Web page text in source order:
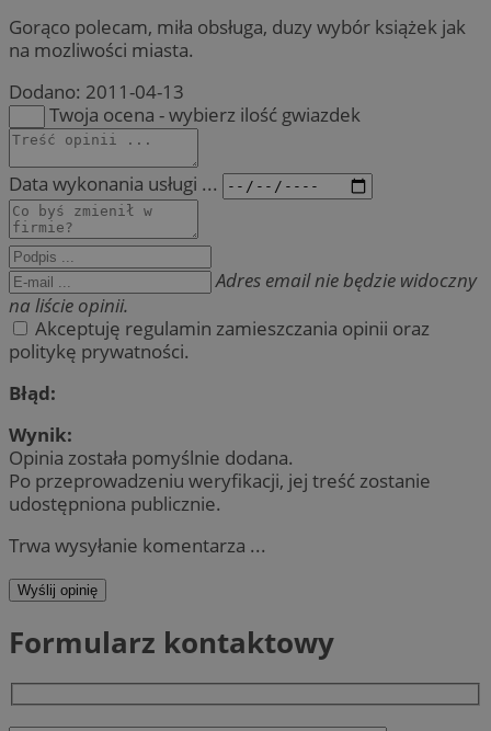
Gorąco polecam, miła obsługa, duzy wybór książek jak
na mozliwości miasta.
Dodano: 2011-04-13
Twoja ocena - wybierz ilość gwiazdek
Data wykonania usługi ...
Adres email nie będzie widoczny
na liście opinii.
Akceptuję regulamin zamieszczania opinii oraz
politykę prywatności.
Błąd:
Wynik:
Opinia została pomyślnie dodana.
Po przeprowadzeniu weryfikacji, jej treść zostanie
udostępniona publicznie.
Trwa wysyłanie komentarza ...
Wyślij opinię
Formularz kontaktowy